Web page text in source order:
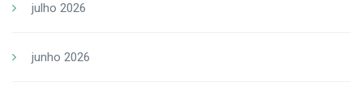
julho 2026
junho 2026